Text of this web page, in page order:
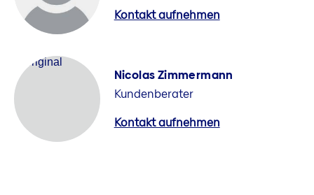
Kontakt aufnehmen
Nicolas Zimmermann
Kundenberater
Kontakt aufnehmen